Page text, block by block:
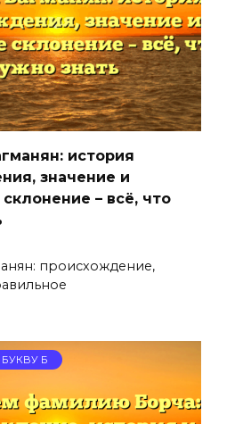
история
значение и
– всё, что
происхождение,
Б